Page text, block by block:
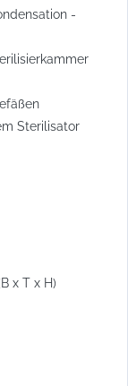
-
Sterilisator
x T x H)